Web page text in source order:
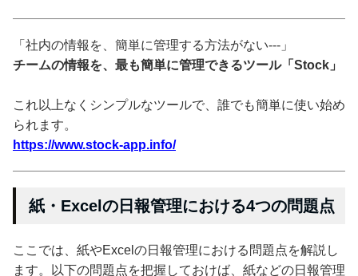
「社内の情報を、簡単に管理する方法がない---」
チームの情報を、最も簡単に管理できるツール「Stock」
これ以上なくシンプルなツールで、誰でも簡単に使い始め
られます。
https://www.stock-app.info/
紙・Excelの日報管理における4つの問題点
ここでは、紙やExcelの日報管理における問題点を解説し
ます。以下の問題点を把握しておけば、紙などの日報管理